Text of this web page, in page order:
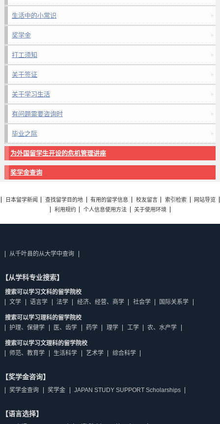
生活中的小常识
奖学金
打工须知
关于签证
关于学习生活
有问题需要咨询时
毕业之际
为外国留学生开设的危机管理讲座
奖学金查询
日本留学新闻 查找留学目的地 有用的留学信息 校友留言 索引检索
网站导览
利用规约
个人信息使用方法 关于使用环境
从千叶县的从大学中查询
【从学科专业搜索】
搜索可以学习文科的留学院校
文学
语言学 法学 经济、经营、商学 社会学 国际关系学
搜索可以学习理科的留学院校
护理、保健学
医、齿学 药学 理学 工学 农、水产学
搜索可以学习文理科的留学院校
师范、教育学
生活科学 艺术学 综合科学
【奖学金咨询】
奖学金查询 奖学金 JAPAN STUDY SUPPORT Scholarships
【语言选择】